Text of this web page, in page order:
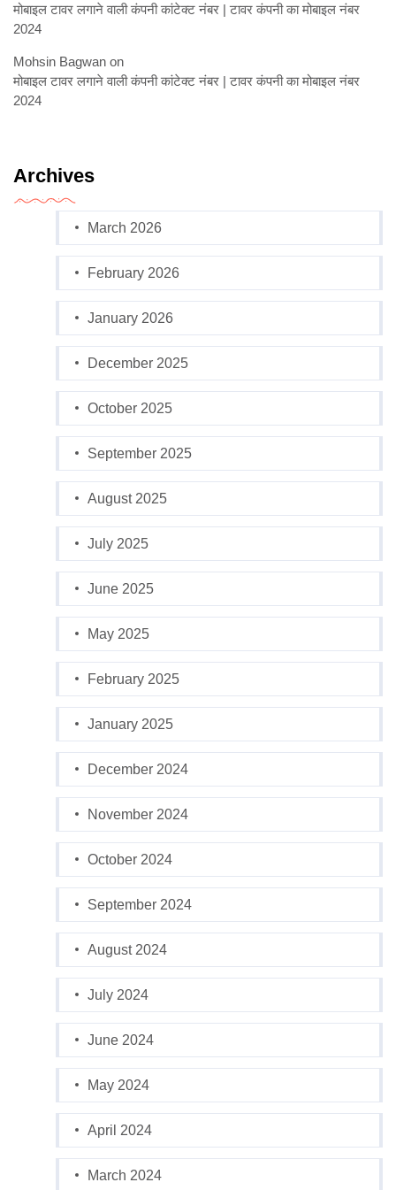
मोबाइल टावर लगाने वाली कंपनी कांटेक्ट नंबर | टावर कंपनी का मोबाइल नंबर
2024
Mohsin Bagwan on
मोबाइल टावर लगाने वाली कंपनी कांटेक्ट नंबर | टावर कंपनी का मोबाइल नंबर
2024
Archives
March 2026
February 2026
January 2026
December 2025
October 2025
September 2025
August 2025
July 2025
June 2025
May 2025
February 2025
January 2025
December 2024
November 2024
October 2024
September 2024
August 2024
July 2024
June 2024
May 2024
April 2024
March 2024